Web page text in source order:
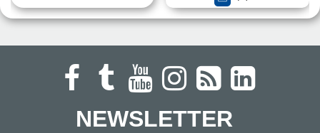
NEWSLETTER